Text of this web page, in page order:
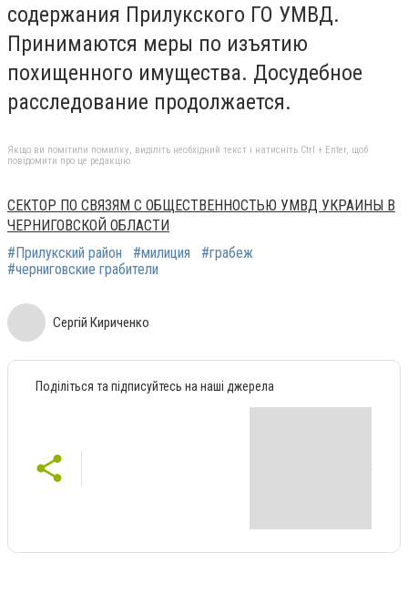
содержания Прилукского ГО УМВД.
Принимаются меры по изъятию
похищенного имущества. Досудебное
расследование продолжается.
Якщо ви помітили помилку, виділіть необхідний текст і натисніть Ctrl + Enter, щоб
повідомити про це редакцію
СЕКТОР ПО СВЯЗЯМ С ОБЩЕСТВЕННОСТЬЮ УМВД УКРАИНЫ В
ЧЕРНИГОВСКОЙ ОБЛАСТИ
#Прилукский район
#милиция
#грабеж
#черниговские грабители
Сергій Кириченко
Поділіться та підписуйтесь на наші джерела